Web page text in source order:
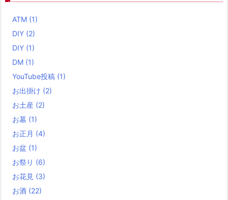
ATM (1)
DIY (2)
DIY (1)
DM (1)
YouTube投稿 (1)
お出掛け (2)
お土産 (2)
お墓 (1)
お正月 (4)
お盆 (1)
お祭り (6)
お花見 (3)
お酒 (22)